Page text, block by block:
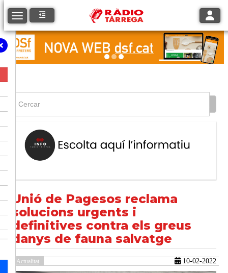
Toggle navigation
Unió de Pagesos reclama
solucions urgents i
definitives contra els greus
danys de fauna salvatge
Actualitat 10-02-2022